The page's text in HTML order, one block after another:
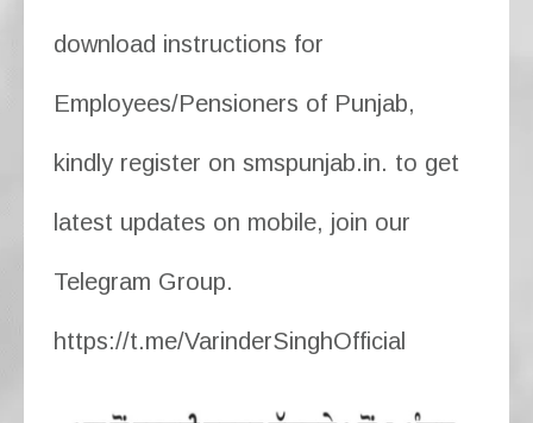
download instructions for
Employees/Pensioners of Punjab,
kindly register on smspunjab.in. to get
latest updates on mobile, join our
Telegram Group.
https://t.me/VarinderSinghOfficial